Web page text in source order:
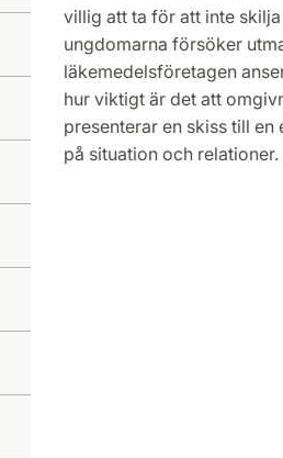
villig att ta för att inte
ungdomarna försöker
läkemedelsföretagen
hur viktigt är det att
presenterar en skiss till
på situation och relationer.